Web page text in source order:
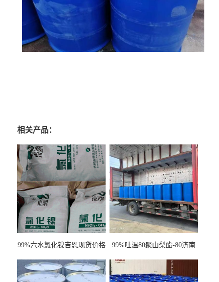
相关产品：
99%六水氯化镍吉恩现货价格
99%吐温80聚山梨酯-80济南